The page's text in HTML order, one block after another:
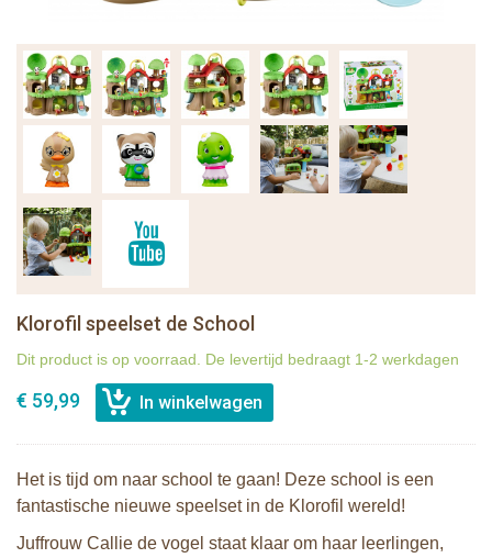
Klorofil speelset de School
Dit product is op voorraad. De levertijd bedraagt 1-2 werkdagen
€ 59,99
Het is tijd om naar school te gaan! Deze school is een
fantastische nieuwe speelset in de Klorofil wereld!
Juffrouw Callie de vogel staat klaar om haar leerlingen,